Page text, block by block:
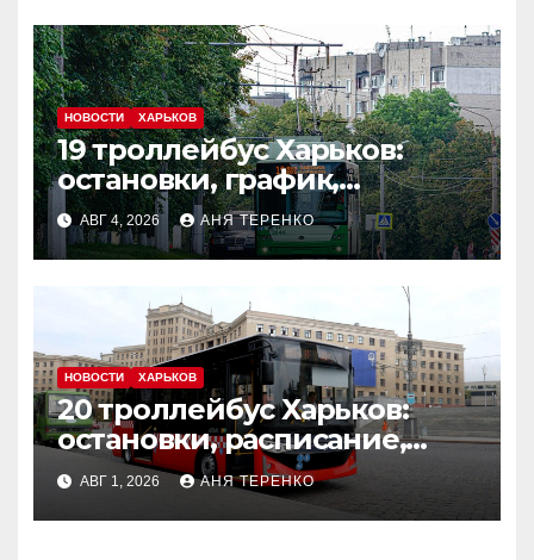
НОВОСТИ ХАРЬКОВ
19 троллейбус Харьков:
остановки, график,
маршрут
АВГ 4, 2026 АНЯ ТЕРЕНКО
НОВОСТИ ХАРЬКОВ
20 троллейбус Харьков:
остановки, расписание,
маршрут
АВГ 1, 2026 АНЯ ТЕРЕНКО